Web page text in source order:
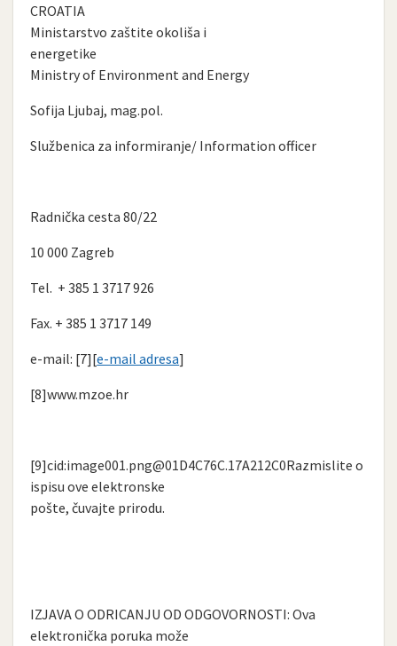
CROATIA
Ministarstvo zaštite okoliša i
energetike
Ministry of Environment and Energy
Sofija Ljubaj, mag.pol.
Službenica za informiranje/ Information officer
Radnička cesta 80/22
10 000 Zagreb
Tel. + 385 1 3717 926
Fax. + 385 1 3717 149
e-mail: [7][e-mail adresa]
[8]www.mzoe.hr
[9]cid:image001.png@01D4C76C.17A212C0Razmislite o
ispisu ove elektronske
pošte, čuvajte prirodu.
IZJAVA O ODRICANJU OD ODGOVORNOSTI: Ova
elektronička poruka može